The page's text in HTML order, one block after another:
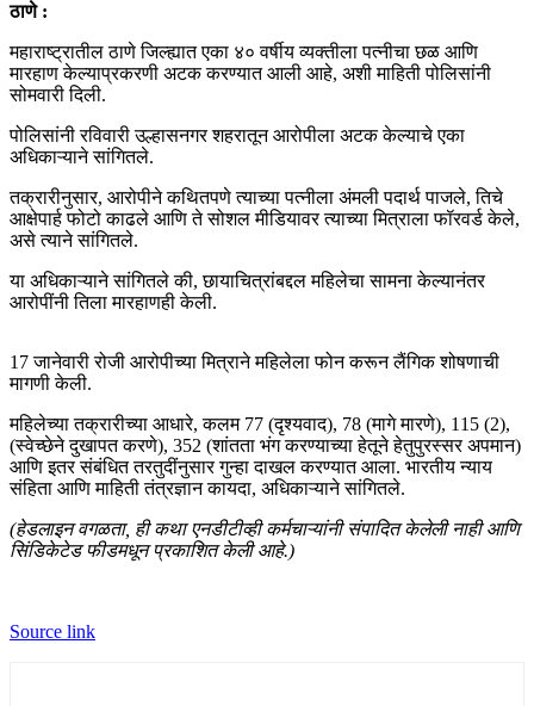
ठाणे :
महाराष्ट्रातील ठाणे जिल्ह्यात एका ४० वर्षीय व्यक्तीला पत्नीचा छळ आणि
मारहाण केल्याप्रकरणी अटक करण्यात आली आहे, अशी माहिती पोलिसांनी
सोमवारी दिली.
पोलिसांनी रविवारी उल्हासनगर शहरातून आरोपीला अटक केल्याचे एका
अधिकाऱ्याने सांगितले.
तक्रारीनुसार, आरोपीने कथितपणे त्याच्या पत्नीला अंमली पदार्थ पाजले, तिचे
आक्षेपार्ह फोटो काढले आणि ते सोशल मीडियावर त्याच्या मित्राला फॉरवर्ड केले,
असे त्याने सांगितले.
या अधिकाऱ्याने सांगितले की, छायाचित्रांबद्दल महिलेचा सामना केल्यानंतर
आरोपींनी तिला मारहाणही केली.
17 जानेवारी रोजी आरोपीच्या मित्राने महिलेला फोन करून लैंगिक शोषणाची
मागणी केली.
महिलेच्या तक्रारीच्या आधारे, कलम 77 (दृश्यवाद), 78 (मागे मारणे), 115 (2),
(स्वेच्छेने दुखापत करणे), 352 (शांतता भंग करण्याच्या हेतूने हेतुपुरस्सर अपमान)
आणि इतर संबंधित तरतुदींनुसार गुन्हा दाखल करण्यात आला. भारतीय न्याय
संहिता आणि माहिती तंत्रज्ञान कायदा, अधिकाऱ्याने सांगितले.
(हेडलाइन वगळता, ही कथा एनडीटीव्ही कर्मचाऱ्यांनी संपादित केलेली नाही आणि
सिंडिकेटेड फीडमधून प्रकाशित केली आहे.)
Source link